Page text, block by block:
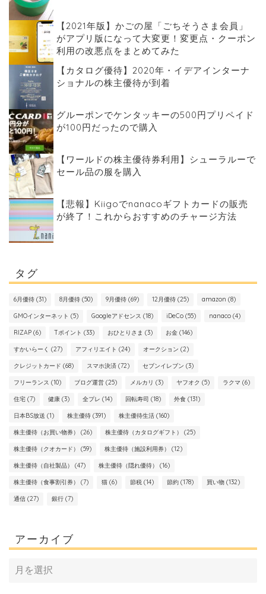
【2021年版】かごの屋「ごちそうさま会員」
がアプリ版になって大変更！変更点・クーポン
利用の改悪点をまとめてみた
【カタログ優待】2020年・イデアインターナ
ショナルの株主優待が到着
グルーポンでケンタッキーの500円プリペイド
が100円だったので購入
【ワールドの株主優待券利用】シューラルーで
セール品の服を購入
【悲報】Kiigoでnanacoギフトカードの販売
が終了！これからおすすめのチャージ方法
タグ
6月優待 (31) 8月優待 (50) 9月優待 (69) 12月優待 (25) amazon (8)
GMOインターネット (5) Googleアドセンス (18) iDeCo (55) nanaco (4)
RIZAP (6) Tポイント (33) おひとりさま (3) お金 (146)
すかいらーく (27) アフィリエイト (24) オークション (2)
クレジットカード (68) スマホ決済 (72) セブンイレブン (3)
フリーランス (10) ブログ運営 (25) メルカリ (3) ヤフオク (5) ラクマ (6)
住宅 (7) 健康 (3) 全プレ (14) 回転寿司 (18) 外食 (131)
日本BS放送 (1) 株主優待 (391) 株主優待生活 (160)
株主優待（お買い物券） (26) 株主優待（カタログギフト） (25)
株主優待（クオカード） (59) 株主優待（施設利用券） (12)
株主優待（自社製品） (47) 株主優待（隠れ優待） (16)
株主優待（食事割引券） (7) 猫 (6) 節税 (14) 節約 (178) 買い物 (132)
通信 (27) 銀行 (7)
アーカイブ